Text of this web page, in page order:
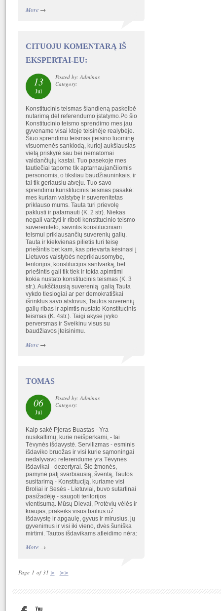
More→
CITUOJU KOMENTARĄ IŠ
EKSPERTAI-EU:
13
Jul
Posted by: Adminas
Category:
Konstitucinis teismas šiandieną paskelbė
nutarimą dėl referendumo įstatymo.Po šio
Konstitucinio teismo sprendimo mes jau
gyvename visai ktoje teisinėje realybėje.
Šiuo sprendimu teismas įteisino luominę
visuomenės sanklodą, kurioj aukšiausias
vietą priskyrė sau bei nematomai
valdančiųjų kastai. Tuo pasekoje mes
tautiečiai tapome tik aptarnaujančiiomis
personomis, o tiksliau baudžiauninkais. ir
tai tik geriausiu atveju. Tuo savo
sprendimu kunstitucinis teismas pasakė:
mes kuriam valstybę ir suverenitetas
priklauso mums. Tauta turi prievolę
paklusti ir patarnauti (K. 2 str). Niekas
negali varžyti ir riboti konstitucinio teismo
suvereniteto, savintis konstituciniam
teismui priklausančių suverenių galių.
Tauta ir kiekvienas pilietis turi teisę
priešintis bet kam, kas prievarta kėsinasi į
Lietuvos valstybės nepriklausomybę,
teritorijos, konstitucijos santvarką, bet
priešintis gali tik tiek ir tokia apimtimi
kokia nustato konstitucinis teismas (K. 3
str.). Aukščiausią suverenią galią Tauta
vykdo tiesiogiai ar per demokratiškai
išrinktus savo atstovus, Tautos suverenių
galių ribas ir apimtis nustato Konstitucinis
teismas (K. 4str.). Taigi akyse įvyko
perversmas ir Sveikinu visus su
baudžiavos įteisinimu.
More→
TOMAS
06
Jul
Posted by: Adminas
Category:
Kaip sakė Pjeras Buastas - Yra
nusikaltimų, kurie neišperkami, - tai
Tėvynės išdavystė. Servilizmas - esminis
išdaviko bruožas ir visi kurie sąmoningai
nedalyvavo referendume yra Tėvynės
išdavikai - dezertyrai. Šie žmonės,
pamynė patį svarbiausią, šventą, Tautos
susitarimą - Konstituciją, kuriame visi
Broliai ir Sesės - Lietuviai, buvo sutartinai
pasižadėję - saugoti teritorijos
vientisumą. Mūsų Dievai, Protėvių vėlės ir
kraujas, prakeiks visus bailius už
išdavystę ir apgaulę, gyvus ir mirusius, jų
gyvenimus ir visi iki vieno, dvės šuniška
mirtimi. Tautos išdavikams atleidimo nėra:
More→
Page 1 of 31 > >>